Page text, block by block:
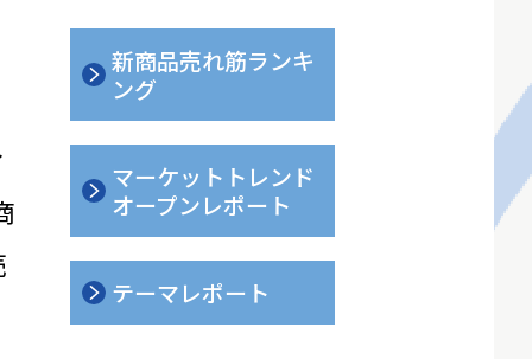
新商品売れ筋ランキ
ング
マーケットトレンド
オープンレポート
テーマレポート